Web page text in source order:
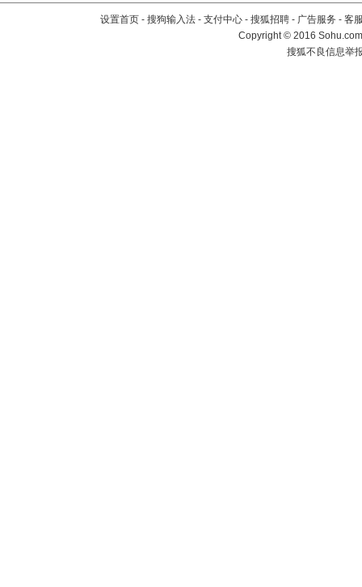
设置首页 - 搜狗输入法 - 支付中心 - 搜狐招聘 - 广告服务 - 客
Copyright©2016
搜狐不良信息举